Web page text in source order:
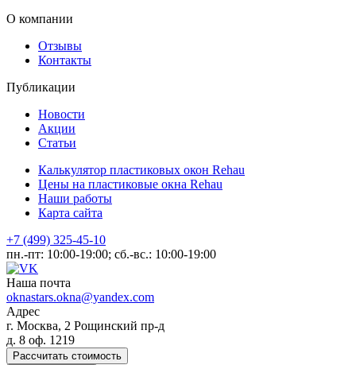
О компании
Отзывы
Контакты
Публикации
Новости
Акции
Статьи
Калькулятор пластиковых окон Rehau
Цены на пластиковые окна Rehau
Наши работы
Карта сайта
+7 (499) 325-45-10
пн.-пт: 10:00-19:00; сб.-вс.: 10:00-19:00
Наша почта
oknastars.okna@yandex.com
Адрес
г. Москва, 2 Рощинский пр-д
д. 8 оф. 1219
Рассчитать стоимость